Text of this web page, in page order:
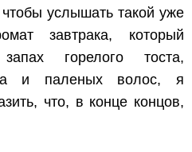
услышать такой уже
завтрака, который
горелого тоста,
и паленых волос, я
что, в конце концов,